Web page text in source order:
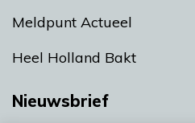
Meldpunt Actueel
Heel Holland Bakt
Nieuwsbrief